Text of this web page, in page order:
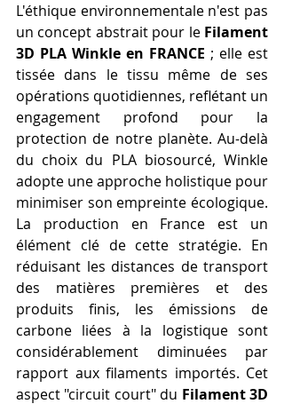
L'éthique environnementale n'est pas
un concept abstrait pour le Filament
3D PLA Winkle en FRANCE ; elle est
tissée dans le tissu même de ses
opérations quotidiennes, reflétant un
engagement profond pour la
protection de notre planète. Au-delà
du choix du PLA biosourcé, Winkle
adopte une approche holistique pour
minimiser son empreinte écologique.
La production en France est un
élément clé de cette stratégie. En
réduisant les distances de transport
des matières premières et des
produits finis, les émissions de
carbone liées à la logistique sont
considérablement diminuées par
rapport aux filaments importés. Cet
aspect "circuit court" du Filament 3D